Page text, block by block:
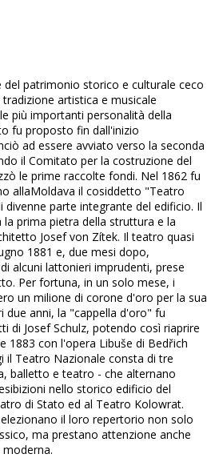
del patrimonio storico e culturale ceco
artistica e musicale
più importanti personalità della
fu proposto fin dall'inizio
ad essere avviato verso la seconda
il Comitato per la costruzione del
le prime raccolte fondi. Nel 1862 fu
allaMoldava il cosiddetto "Teatro
parte integrante del edificio. Il
prima pietra della struttura e la
Josef von Zítek. Il teatro quasi
1881 e, due mesi dopo,
alcuni lattonieri imprudenti, prese
Per fortuna, in un solo mese, i
un milione di corone d'oro per la sua
due anni, la "cappella d'oro" fu
di Josef Schulz, potendo così riaprire
1883 con l'opera Libuše di Bedřich
il Teatro Nazionale consta di tre
balletto e teatro - che alternano
nello storico edificio del
di Stato ed al Teatro Kolowrat.
il loro repertorio non solo
ma prestano attenzione anche